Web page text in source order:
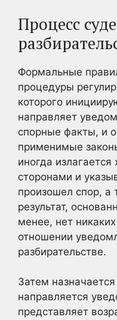
Процесс
Формальные
процедуры
которого
направляет
спорные факты, и
применимые
иногда
сторонами и
произошел спор,
результат,
менее, нет
отношении
разбирательстве.
Затем
направляется
представляет